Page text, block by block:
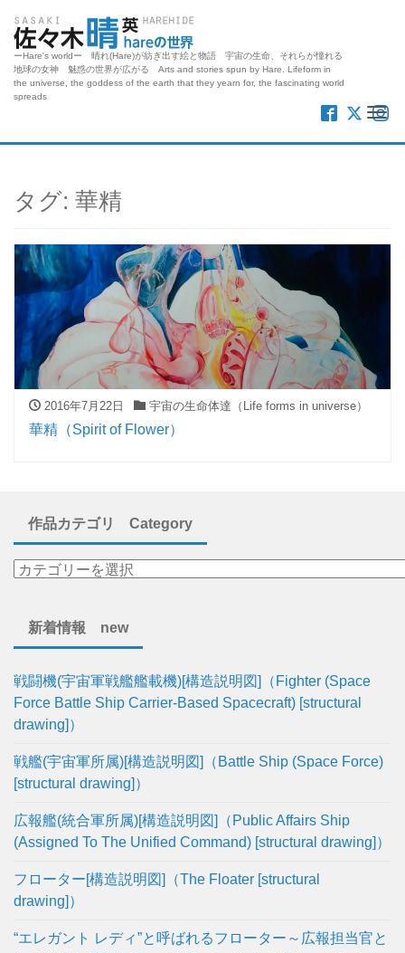
ーHare's worldー 晴れ(Hare)が紡ぎ出す絵と物語 宇宙の生命、それらが憧れる
地球の女神 魅惑の世界が広がる Arts and stories spun by Hare. Lifeform in
the universe, the goddess of the earth that they yearn for, the fascinating world
spreads
タグ: 華精
2016年7月22日 宇宙の生命体達（Life forms in universe）
華精（Spirit of Flower）
作品カテゴリ Category
新着情報 new
戦闘機(宇宙軍戦艦艦載機)[構造説明図]（Fighter (Space
Force Battle Ship Carrier-Based Spacecraft) [structural
drawing]）
戦艦(宇宙軍所属)[構造説明図]（Battle Ship (Space Force)
[structural drawing]）
広報艦(統合軍所属)[構造説明図]（Public Affairs Ship
(Assigned To The Unified Command) [structural drawing]）
フローター[構造説明図]（The Floater [structural
drawing]）
“エレガント レディ”と呼ばれるフローター～広報担当官と